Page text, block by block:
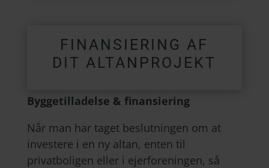
FINANSIERING AF
DIT ALTANPROJEKT
Byggetilladelse & finansiering
Når man har taget beslutningen om at
investere i en ny altan, enten til
privatboligen eller i ejerforeningen, så